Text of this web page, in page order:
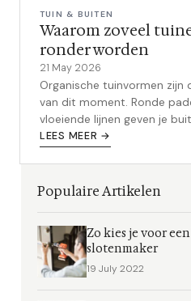
TUIN & BUITEN
Waarom zoveel
ronder worden
21 May 2026
Organische tuinvormen
van dit moment. Ronde
vloeiende lijnen geven je
uitnodigender karakter - en
LEES MEER →
Populaire Artikelen
Zo kies je voor
slotenmaker
19 July 2022